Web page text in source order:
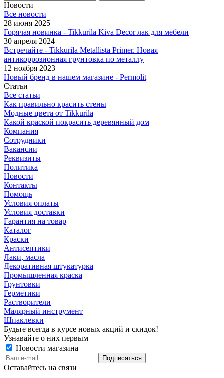
Новости
Все новости
28 июня 2025
Горячая новинка - Tikkurila Kiva Decor лак для мебели
30 апреля 2024
Встречайте - Tikkurila Metallista Primer. Новая
антикоррозионная грунтовка по металлу
12 ноября 2023
Новый бренд в нашем магазине - Permolit
Статьи
Все статьи
Как правильно красить стены
Модные цвета от Tikkurila
Какой краской покрасить деревянный дом
Компания
Сотрудники
Вакансии
Реквизиты
Политика
Новости
Контакты
Помощь
Условия оплаты
Условия доставки
Гарантия на товар
Каталог
Краски
Антисептики
Лаки, масла
Декоративная штукатурка
Промышленная краска
Грунтовки
Герметики
Растворители
Малярный инструмент
Шпаклевки
Будьте всегда в курсе новых акций и скидок!
Узнавайте о них первым
Новости магазина
Оставайтесь на связи